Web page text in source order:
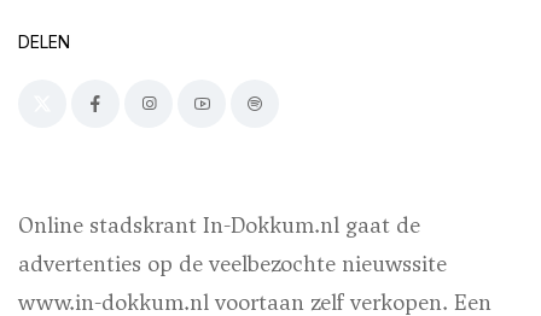
DELEN
Online stadskrant In-Dokkum.nl gaat de
advertenties op de veelbezochte nieuwssite
www.in-dokkum.nl voortaan zelf verkopen. Een